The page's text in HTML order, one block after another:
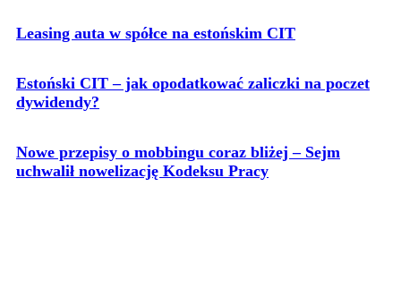
Leasing auta w spółce na estońskim CIT
Estoński CIT – jak opodatkować zaliczki na poczet
dywidendy?
Nowe przepisy o mobbingu coraz bliżej – Sejm
uchwalił nowelizację Kodeksu Pracy